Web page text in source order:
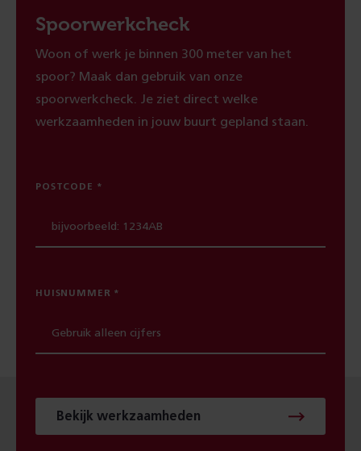
Spoorwerkcheck
Woon of werk je binnen 300 meter van het
spoor? Maak dan gebruik van onze
spoorwerkcheck. Je ziet direct welke
werkzaamheden in jouw buurt gepland staan.
POSTCODE
HUISNUMMER
Bekijk werkzaamheden